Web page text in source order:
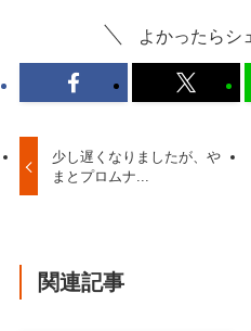
よかったらシ
少し遅くなりましたが、や
まとプロムナ...
関連記事